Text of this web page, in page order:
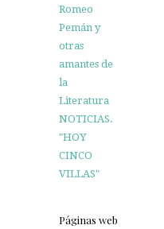
Romeo
Pemán y
otras
amantes de
la
Literatura
NOTICIAS.
"HOY
CINCO
VILLAS"
Páginas web